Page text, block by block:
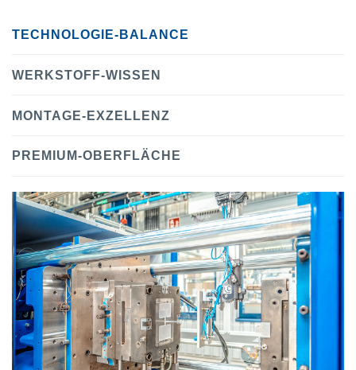
TECHNOLOGIE-BALANCE
WERKSTOFF-WISSEN
MONTAGE-EXZELLENZ
PREMIUM-OBERFLÄCHE